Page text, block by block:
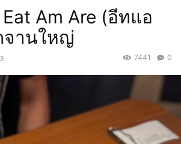
Am Are (อีทแอ
จานใหญ่
0
7441